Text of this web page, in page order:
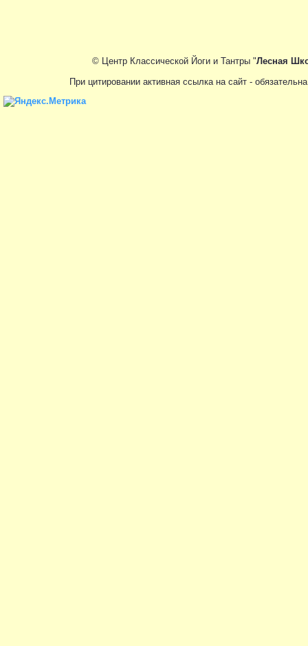
© Центр Классической Йоги и Тантры "Лесная
При цитировании активная ссылка на сайт -